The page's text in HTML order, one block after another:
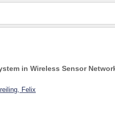
in Wireless Sensor
Felix